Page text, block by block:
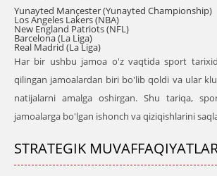
Yunayted Mançester (Yunayted Championship)
Los Angeles Lakers (NBA)
New England Patriots (NFL)
Barcelona (La Liga)
Real Madrid (La Liga)
Har bir ushbu jamoa o'z vaqtida sport
qilingan jamoalardan biri bo'lib qoldi va ular
natijalarni amalga oshirgan. Shu tariqa,
jamoalarga bo'lgan ishonch va qiziqishlarini
STRATEGIK